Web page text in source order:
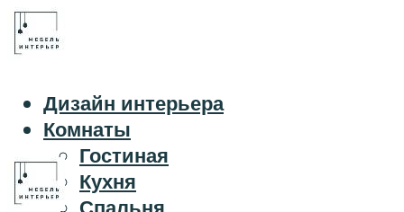
Дизайн интерьера
Комнаты
Гостиная
Кухня